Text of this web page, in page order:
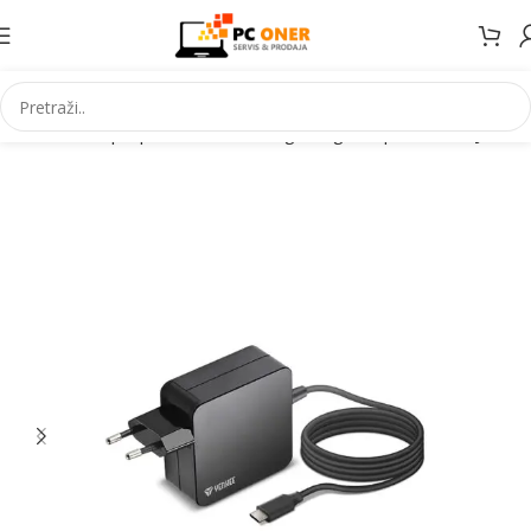
Početna Laptopi Mobiteli IT IT i gaming IT oprema Punjači